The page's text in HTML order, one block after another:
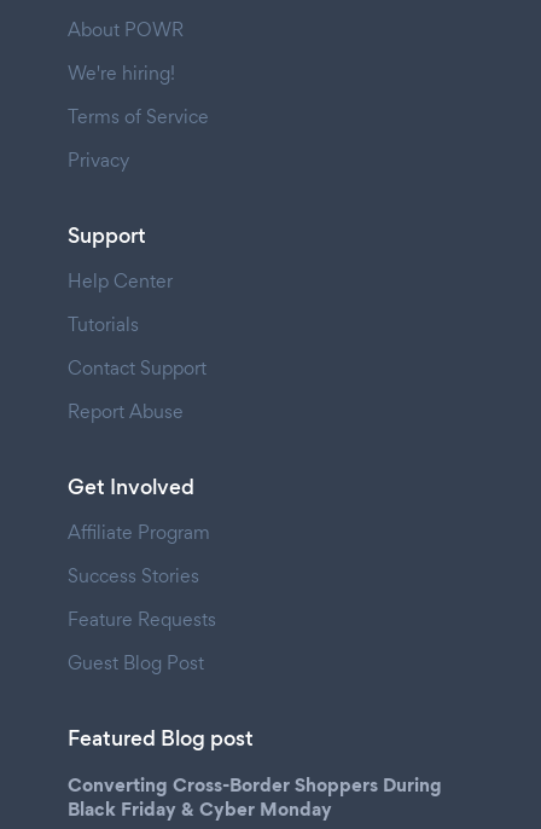
About POWR
We're hiring!
Terms of Service
Privacy
Support
Help Center
Tutorials
Contact Support
Report Abuse
Get Involved
Affiliate Program
Success Stories
Feature Requests
Guest Blog Post
Featured Blog post
Converting Cross-Border Shoppers During
Black Friday & Cyber Monday